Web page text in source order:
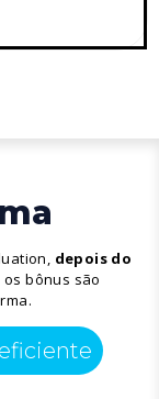
depois do
bônus são